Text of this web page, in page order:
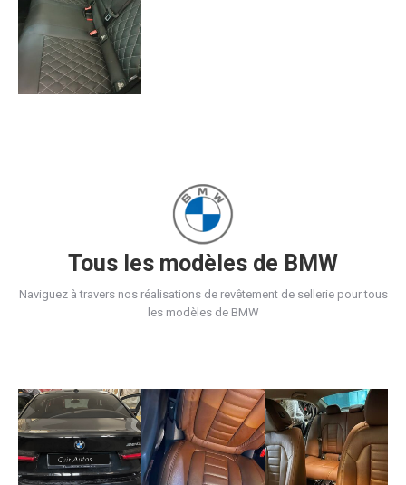
Tous les modèles de BMW
Naviguez à travers nos réalisations de revêtement de sellerie pour tous
les modèles de BMW